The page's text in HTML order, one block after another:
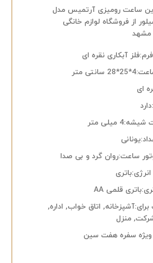
ساعت رومیزی آرتمیس مدل
سیلور از فروشگاه لوازم خانگی
مشهد
فلز آبکاری نقره ای
4*25*28 سانتی متر
ای
دارد
شیشه:4 میلی متر
یونانی
ساعت:روان گرد و بی صدا
باتری
باتری قلمی AA
آشپزخانه, اتاق خواب, اداره,
منزل
سفره هفت سین